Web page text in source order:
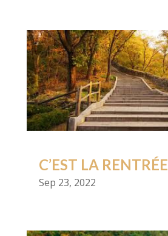
C’EST LA RENTRÉE
Sep 23, 2022